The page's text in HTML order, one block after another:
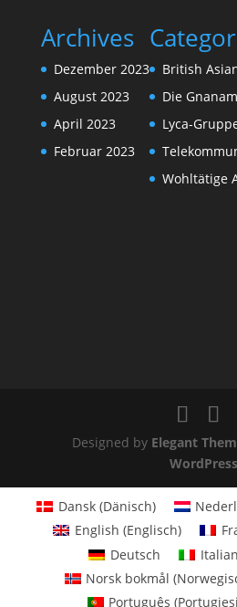
Archives
Dezember 2023
August 2023
April 2023
Februar 2023
British
Die
Lyca-
Wohltätige
Designed by Elegant
WordPress
Dansk(Dänisch)
English (Englisch)
Deutsch
Norsk bokmål (
Português (